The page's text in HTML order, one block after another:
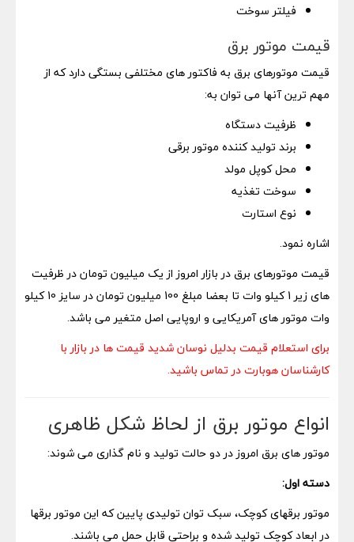
فیلتر سوخت
قیمت موتور برق
قیمت موتورهای برق به فاکتور های مختلفی بستگی دارد که از
مهم ترین آنها می توان به:
ظرفیت دستگاه
برند تولید کننده موتور برقی
محل کوپل مولد
سوخت تغذیه
نوع استارت
اشاره نمود.
قیمت موتورهای برق در بازار امروز از یک میلیون تومان در ظرفیت
های زیر 1 کیلو وات تا بعضا مبلغ 100 میلیون تومان در سایز 10 کیلو
وات موتور های آمریکایی و اروپایی اصل متغیر می باشد.
برای استعلام قیمت بدلیل نوسان شدید قیمت ها در بازار با
کارشناسان هوبارت در تماس باشید.
انواع موتور برق از لحاظ شکل ظاهری
موتور های برق امروز در دو حالت تولید و نام گذاری می شوند:
دسته اول:
موتور برقهای کوچک، سبک توان تولیدی پایین که این موتور برقها
در ابعاد کوچک تولید شده و براحتی قابل حمل می باشند.